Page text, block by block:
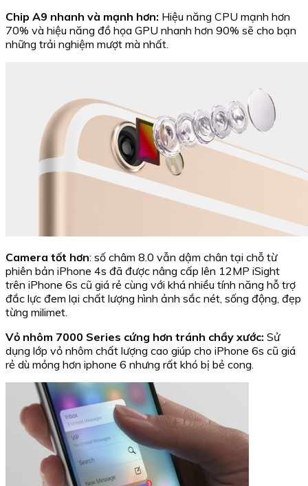
Chip A9 nhanh và mạnh hơn: Hiệu năng CPU mạnh hơn
70% và hiệu năng đồ họa GPU nhanh hơn 90% sẽ cho bạn
những trải nghiệm mượt mà nhất.
Camera tốt hơn: số châm 8.0 vẫn dậm chân tại chỗ từ
phiên bản iPhone 4s đã được nâng cấp lên 12MP iSight
trên iPhone 6s cũ giá rẻ cùng với khá nhiều tính năng hỗ trợ
đắc lực đem lại chất lượng hình ảnh sắc nét, sống động, đẹp
từng milimet.
Vỏ nhôm 7000 Series cứng hơn tránh chầy xước: Sử
dụng lớp vỏ nhôm chất lượng cao giúp cho iPhone 6s cũ giá
rẻ dù mỏng hơn iphone 6 nhưng rất khó bị bẻ cong.